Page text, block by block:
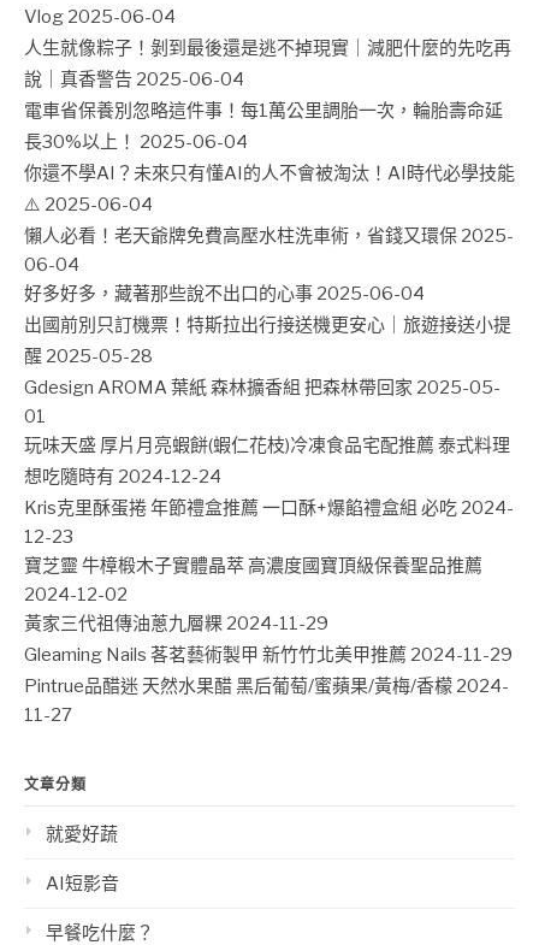
Vlog 2025-06-04
人生就像粽子！剝到最後還是逃不掉現實｜減肥什麼的先吃再
說｜真香警告 2025-06-04
電車省保養別忽略這件事！每1萬公里調胎一次，輪胎壽命延
長30%以上！ 2025-06-04
你還不學AI？未來只有懂AI的人不會被淘汰！AI時代必學技能
⚠️ 2025-06-04
懶人必看！老天爺牌免費高壓水柱洗車術，省錢又環保 2025-
06-04
好多好多，藏著那些說不出口的心事 2025-06-04
出國前別只訂機票！特斯拉出行接送機更安心｜旅遊接送小提
醒 2025-05-28
Gdesign AROMA 葉紙 森林擴香組 把森林帶回家 2025-05-
01
玩味天盛 厚片月亮蝦餅(蝦仁花枝)冷凍食品宅配推薦 泰式料理
想吃隨時有 2024-12-24
Kris克里酥蛋捲 年節禮盒推薦 一口酥+爆餡禮盒組 必吃 2024-
12-23
寶芝靈 牛樟椴木子實體晶萃 高濃度國寶頂級保養聖品推薦
2024-12-02
黃家三代祖傳油蔥九層粿 2024-11-29
Gleaming Nails 茖茗藝術製甲 新竹竹北美甲推薦 2024-11-29
Pintrue品醋迷 天然水果醋 黑后葡萄/蜜蘋果/黃梅/香檬 2024-
11-27
文章分類
就愛好蔬
AI短影音
早餐吃什麼？